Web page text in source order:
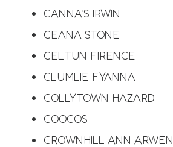
CANNA’S IRWIN
CEANA STONE
CELTUN FIRENCE
CLUMLIE FYANNA
COLLYTOWN HAZARD
COOCOS
CROWNHILL ANN ARWEN